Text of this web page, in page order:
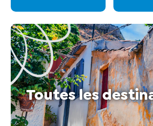
Toutes les